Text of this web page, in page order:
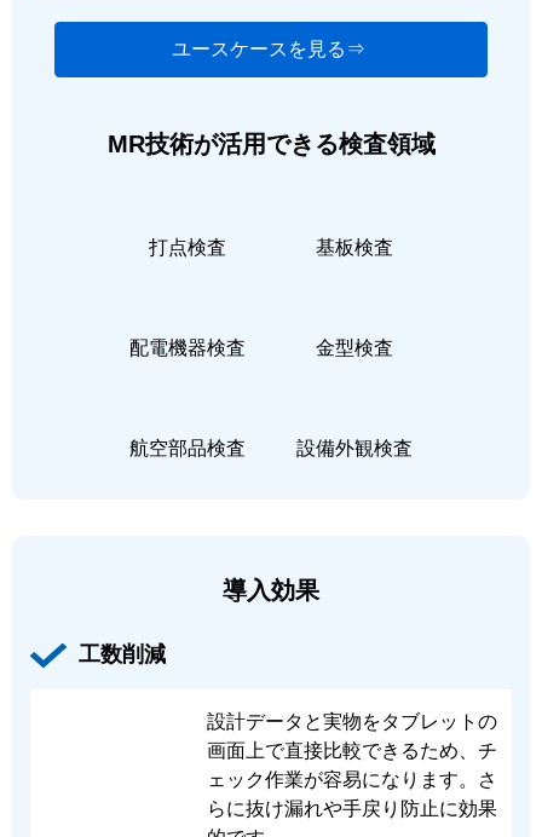
ユースケースを見る⇒
MR技術が活用できる検査領域
打点検査 基板検査
配電機器検査 金型検査
航空部品検査 設備外観検査
導入効果
工数削減
設計データと実物をタブレットの
画面上で直接比較できるため、チ
ェック作業が容易になります。さ
らに抜け漏れや手戻り防止に効果